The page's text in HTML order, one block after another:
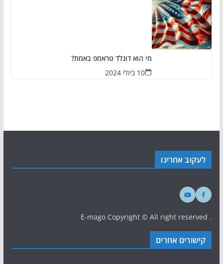
מי הוא דונלד טראמפ באמת?
10 ביולי 2024
לעקוב אחרינו
. E-mago Copyright © All right reserved
קישורים אחרים